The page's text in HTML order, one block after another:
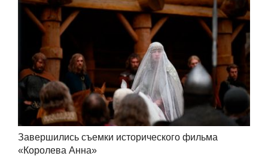
Завершились съемки исторического фильма
«Королева Анна»